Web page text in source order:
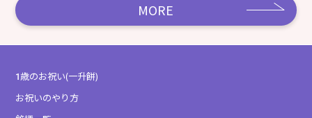
MORE
1歳のお祝い(一升餅)
お祝いのやり方